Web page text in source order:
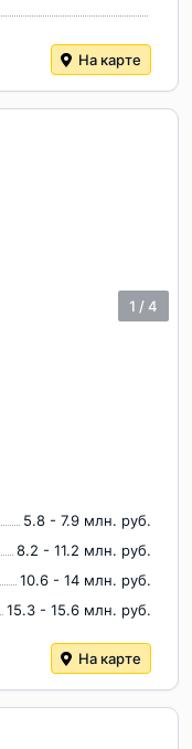
На карте
1 /4
5.8 - 7.9 млн. руб.
8.2 - 11.2 млн. руб.
10.6 - 14 млн. руб.
15.3 - 15.6 млн. руб.
На карте